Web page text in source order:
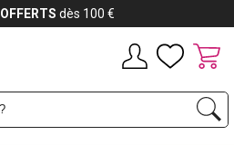
OFFERTS dès 100 €